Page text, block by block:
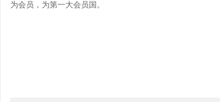
为会员，为第一大会员国。